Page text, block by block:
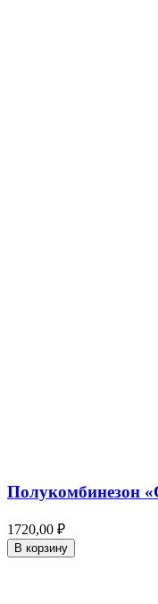
Полукомбинезон
1720,00 ₽
В корзину